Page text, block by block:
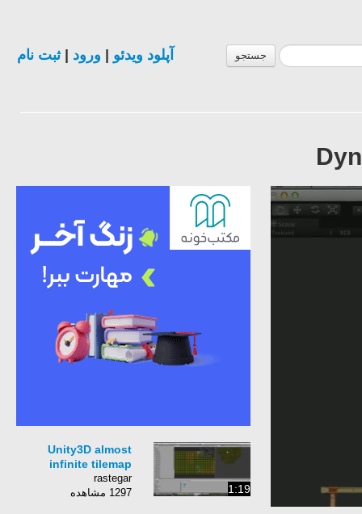
جستجو آپلود ویدئو ورود |ثبت نام
1:19
Unity3D almost
infinite tilemap
rastegar
1297 مشاهده